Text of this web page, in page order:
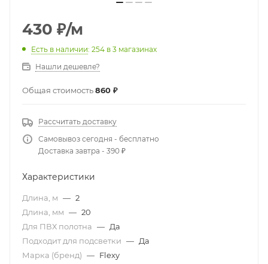
430 ₽/м
Есть в наличии: 254 в 3 магазинах
Нашли дешевле?
Общая стоимость860 ₽
Рассчитать доставку
Самовывоз сегодня - бесплатно
Доставка завтра - 390 ₽
Характеристики
Длина, м — 2
Длина, мм — 20
Для ПВХ полотна — Да
Подходит для подсветки — Да
Марка (бренд) — Flexy